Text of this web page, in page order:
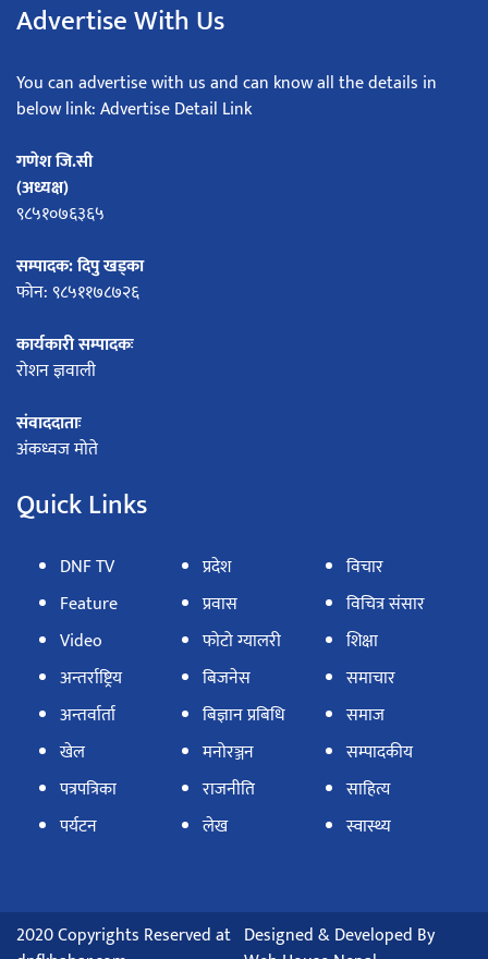
Advertise With Us
You can advertise with us and can know all the details in
below link: Advertise Detail Link
गणेश जि.सी
(अध्यक्ष)
९८५१०७६३६५
सम्पादक: दिपु खड्का
फोन: ९८५११७८७२६
कार्यकारी सम्पादकः
रोशन ज्ञवाली
संवाददाताः
अंकध्वज मोते
Quick Links
DNF TV
Feature
Video
अन्तर्राष्ट्रिय
अन्तर्वार्ता
खेल
पत्रपत्रिका
पर्यटन
प्रदेश
प्रवास
फोटो ग्यालरी
बिजनेस
बिज्ञान प्रबिधि
मनोरञ्जन
राजनीति
लेख
विचार
विचित्र संसार
शिक्षा
समाचार
समाज
सम्पादकीय
साहित्य
स्वास्थ्य
2020 Copyrights Reserved at Designed & Developed By